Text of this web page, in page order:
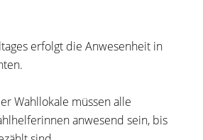
erfolgt die Anwesenheit in
Wahllokale müssen alle
anwesend sein, bis